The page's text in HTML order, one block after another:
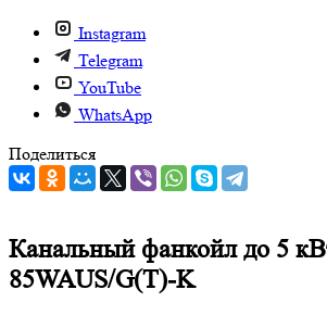
Instagram
Telegram
YouTube
WhatsApp
Поделиться
Канальный фанкойл до 5
85WAUS/G(T)-K